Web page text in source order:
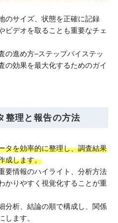
のサイズ、状態を正確に記録
ビデオを取ることも重要なチェ
の進め方–ステップバイステッ
の効果を最大化するためのガイ
整理と報告の方法
タを効率的に整理し、調査結果
成します。
要情報のハイライト、分析方法
かりやすく視覚化することが重
分析、結論の順で構成し、関係
します。